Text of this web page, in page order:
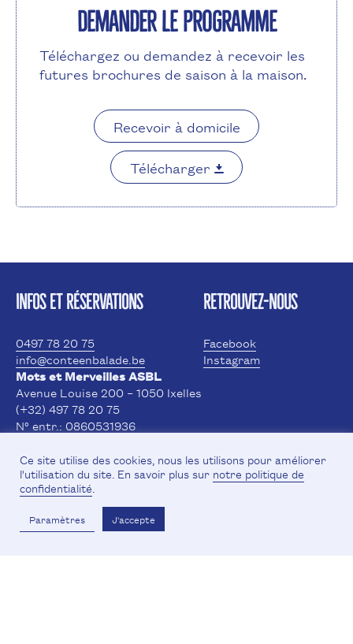
Demander le programme
Téléchargez ou demandez à recevoir les
futures brochures de saison à la maison.
Recevoir à domicile
Télécharger
Mots et Merveilles ASBL
Avenue Louise 200 – 1050 Ixelles
(+32) 497 78 20 75
N° entr.: 0860531936
IBAN: BE24 0014 9671 3838
Avec le soutien de la Fédération Wallonie-Bruxelles
et du Service Public Francophone Bruxellois
INFOS ET RÉSERVATIONS
0497 78 20 75
info@conteenbalade.be
RETROUVEZ-NOUS
Facebook
Instagram
Ce site utilise des cookies, nous les utilisons pour améliorer
l'utilisation du site. En savoir plus sur notre politique de
confidentialité
Paramètres J'accepte